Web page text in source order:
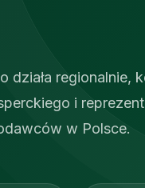
działa regionalnie,
i
w Polsce.